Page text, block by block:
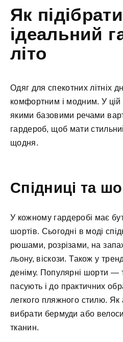
Як підібрати
ідеальний
літо
Одяг для спекотних літніх
комфортним і модним. У цій
якими базовими речами
гардероб, щоб мати
щодня.
Спідниці та
У кожному гардеробі має
шортів. Сьогодні в моді
рюшами, розрізами, на
льону, віскози. Також у
деніму. Популярні шорти —
пасують і до практичних
легкого пляжного стилю.
вибрати бермуди або
тканин.